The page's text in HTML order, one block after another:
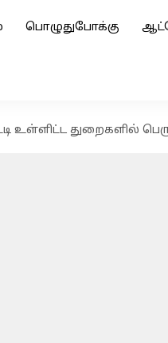
பொழுதுபோக்கு
உள்ளிட்ட துறைகளில்